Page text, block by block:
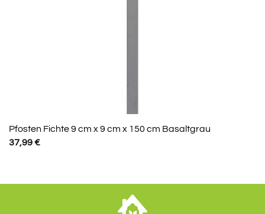
Pfosten Fichte 9 cm x 9 cm x 150 cm Basaltgrau
37,99€